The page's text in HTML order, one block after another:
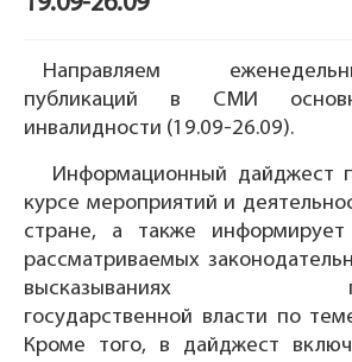
Направляем
публикаций в СМИ
инвалидности (19.09-26.09).
Информационный дайджест
курсе мероприятий и
стране, а также
рассматриваемых
высказываниях
государственной власти по
Кроме того, в дайджест